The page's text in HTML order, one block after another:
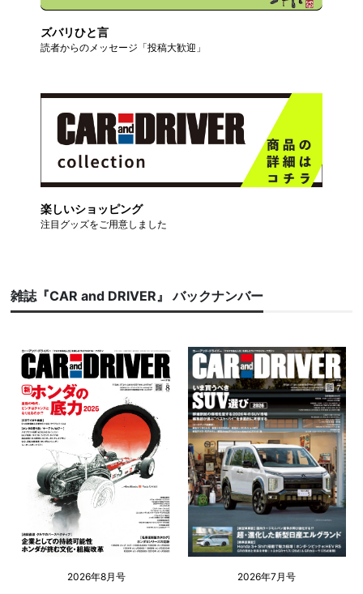
ズバリひと言
読者からのメッセージ「投稿大歓迎」
楽しいショッピング
注目グッズをご用意しました
雑誌『CAR and DRIVER』 バックナンバー
2026年8月号 2026年7月号